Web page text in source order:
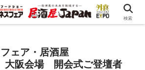
ェア・居酒屋
阪会場 開会式ご登壇者
検索